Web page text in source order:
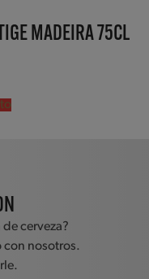
MADEIRA 75CL
con
cerveza?
con nosotros.